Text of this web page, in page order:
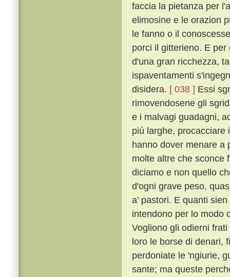
faccia la pietanza per
elimosine e le orazion
le fanno o il
porci il gitterieno. E
d'una gran ricchezza,
ispaventamenti
disidera. [ 038 ] Essi
rimovendosene gli
e i malvagi guadagni,
piú larghe, procacciare
hanno dover menare
molte altre che sconce
diciamo e non quello
d'ogni grave peso,
a' pastori. E quanti
intendono per lo modo
Vogliono gli odierni
loro le borse di denari,
perdoniate le 'ngiurie,
sante; ma queste